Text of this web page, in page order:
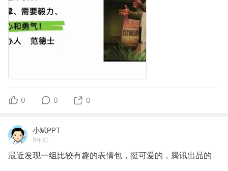
0 0 0
小斌PPT
5年前
最近发现一组比较有趣的表情包，挺可爱的，腾讯出品的